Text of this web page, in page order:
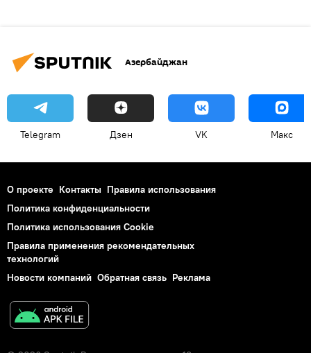
Азербайджан
Telegram Дзен VK Макс
О проекте Контакты Правила использования
Политика конфиденциальности
Политика использования Cookie
Правила применения рекомендательных
технологий
Новости компаний Обратная связь Реклама